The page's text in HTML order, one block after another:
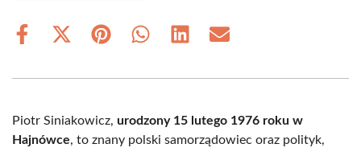
Share
Share
(Twitter)
Share Share Share Share
Piotr Siniakowicz, urodzony 15 lutego 1976 roku w
Hajnówce, to znany polski samorządowiec oraz polityk,